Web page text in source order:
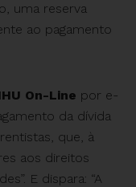
uma reserva
ao pagamento
On-Line por e-
da dívida
que, à
aos direitos
E dispara: “A